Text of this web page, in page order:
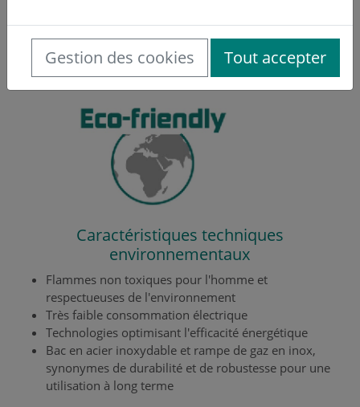
bénéficier d'une expérience de formation incendie sereine
et efficace.
Caractéristiques techniques
environnementaux
Flammes non toxiques pour l'homme et
respectueuses de l'environnement
Très faible consommation électrique
Technologies optimisant l'efficacité énergétique
Bac en acier inoxydable et rampe de gaz en inox,
synonymes de durabilité et de robustesse pour une
utilisation à long terme
Gestion des cookies Tout accepter